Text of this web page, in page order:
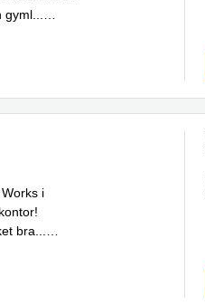
gyml
i
bra